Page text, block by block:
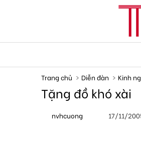
Trang chủ Diễn đàn Kinh
Tặng đồ khó xài
hnvhcuong 17/11/